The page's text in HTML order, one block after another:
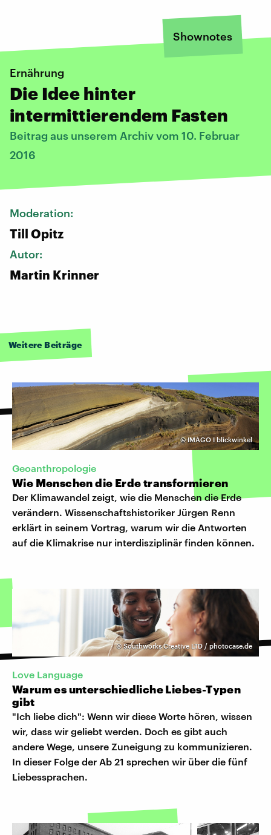
Shownotes
Ernährung
Die Idee hinter
intermittierendem Fasten
Beitrag aus unserem Archiv vom 10. Februar
2016
Moderation:
Till Opitz
Autor:
Martin Krinner
Weitere Beiträge
©IMAGO I blickwinkel
Geoanthropologie
Wie Menschen die Erde transformieren
Der Klimawandel zeigt, wie die Menschen die Erde
verändern. Wissenschaftshistoriker Jürgen Renn
erklärt in seinem Vortrag, warum wir die Antworten
auf die Klimakrise nur interdisziplinär finden können.
©Southworks Creative LTD / photocase.de
Love Language
Warum es unterschiedliche Liebes-Typen
gibt
"Ich liebe dich": Wenn wir diese Worte hören, wissen
wir, dass wir geliebt werden. Doch es gibt auch
andere Wege, unsere Zuneigung zu kommunizieren.
In dieser Folge der Ab 21 sprechen wir über die fünf
Liebessprachen.